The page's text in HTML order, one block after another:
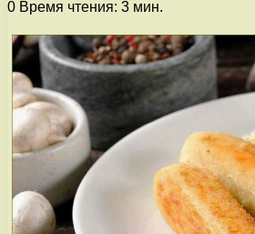
0 Время чтения: 3 мин.